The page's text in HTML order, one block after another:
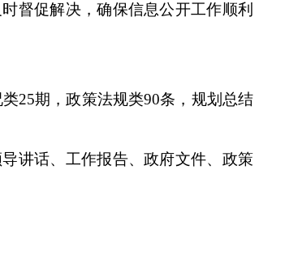
督促解决，确保信息公开工作顺利
类25期，政策法规类90条，规划总结
讲话、工作报告、政府文件、政策